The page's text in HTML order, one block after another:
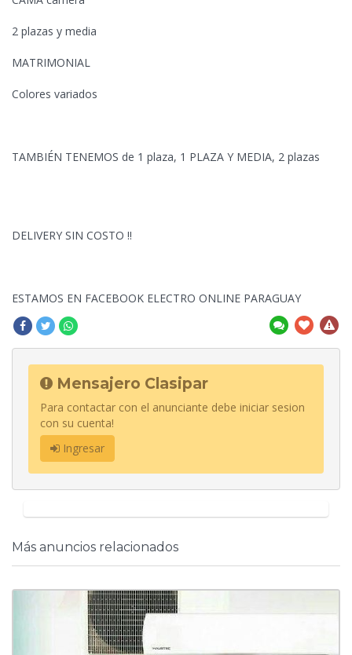
2 plazas y media
MATRIMONIAL
Colores variados
TAMBIÉN TENEMOS de 1 plaza, 1 PLAZA Y MEDIA, 2 plazas
DELIVERY SIN COSTO !!
ESTAMOS EN FACEBOOK ELECTRO ONLINE PARAGUAY
Mensajero Clasipar
Para contactar con el anunciante debe iniciar sesion
con su cuenta!
Ingresar
Más anuncios relacionados